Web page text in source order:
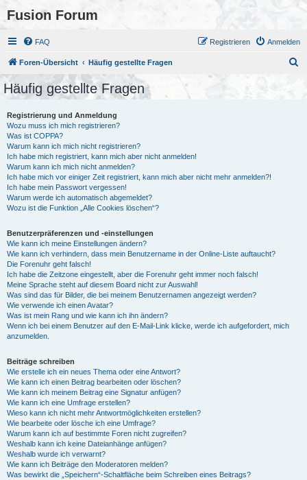
Fusion Forum
FAQ Anmelden
Registrieren
Foren-Übersicht Häufig gestellte Fragen
Häufig gestellte Fragen
Registrierung und Anmeldung
Wozu muss ich mich registrieren?
Was ist COPPA?
Warum kann ich mich nicht registrieren?
Ich habe mich registriert, kann mich aber nicht anmelden!
Warum kann ich mich nicht anmelden?
Ich habe mich vor einiger Zeit registriert, kann mich aber nicht mehr anmelden?!
Ich habe mein Passwort vergessen!
Warum werde ich automatisch abgemeldet?
Wozu ist die Funktion „Alle Cookies löschen“?
Benutzerpräferenzen und -einstellungen
Wie kann ich meine Einstellungen ändern?
Wie kann ich verhindern, dass mein Benutzername in der Online-Liste auftaucht?
Die Forenuhr geht falsch!
Ich habe die Zeitzone eingestellt, aber die Forenuhr geht immer noch falsch!
Meine Sprache steht auf diesem Board nicht zur Auswahl!
Was sind das für Bilder, die bei meinem Benutzernamen angezeigt werden?
Wie verwende ich einen Avatar?
Was ist mein Rang und wie kann ich ihn ändern?
Wenn ich bei einem Benutzer auf den E-Mail-Link klicke, werde ich aufgefordert, mich
anzumelden.
Beiträge schreiben
Wie erstelle ich ein neues Thema oder eine Antwort?
Wie kann ich einen Beitrag bearbeiten oder löschen?
Wie kann ich meinem Beitrag eine Signatur anfügen?
Wie kann ich eine Umfrage erstellen?
Wieso kann ich nicht mehr Antwortmöglichkeiten erstellen?
Wie bearbeite oder lösche ich eine Umfrage?
Warum kann ich auf bestimmte Foren nicht zugreifen?
Weshalb kann ich keine Dateianhänge anfügen?
Weshalb wurde ich verwarnt?
Wie kann ich Beiträge den Moderatoren melden?
Was bewirkt die „Speichern“-Schaltfläche beim Schreiben eines Beitrags?